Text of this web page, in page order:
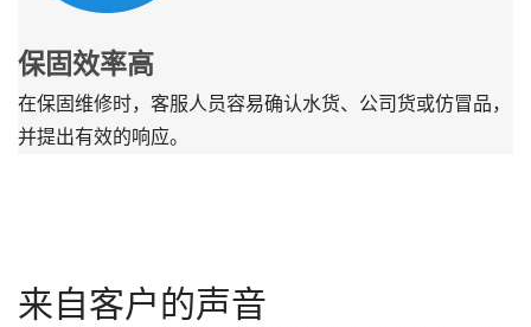
保固效率高
在保固维修时，客服人员容易确认水货、公司货或仿冒品，
并提出有效的响应。
来自客户的声音